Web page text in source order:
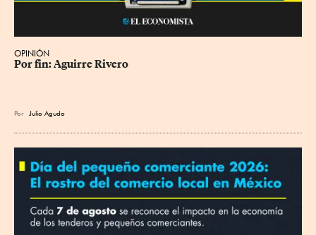
OPINIÓN
Por fin: Aguirre Rivero
Por Julio Agudo